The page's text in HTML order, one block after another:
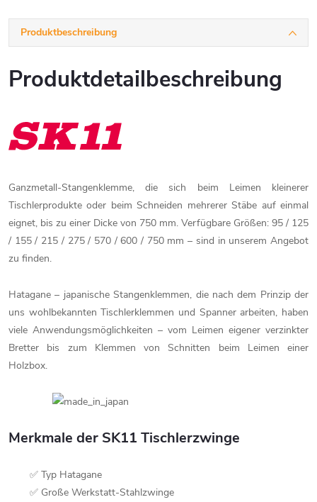
Produktbeschreibung
Produktdetailbeschreibung
Ganzmetall-Stangenklemme, die sich beim Leimen kleinerer
Tischlerprodukte oder beim Schneiden mehrerer Stäbe auf einmal
eignet, bis zu einer Dicke von 750 mm. Verfügbare Größen: 95 / 125
/ 155 / 215 / 275 / 570 / 600 / 750 mm – sind in unserem Angebot
zu finden.
Hatagane – japanische Stangenklemmen, die nach dem Prinzip der
uns wohlbekannten Tischlerklemmen und Spanner arbeiten, haben
viele Anwendungsmöglichkeiten – vom Leimen eigener verzinkter
Bretter bis zum Klemmen von Schnitten beim Leimen einer
Holzbox.
Merkmale der SK11 Tischlerzwinge
✅ Typ Hatagane
✅ Große Werkstatt-Stahlzwinge